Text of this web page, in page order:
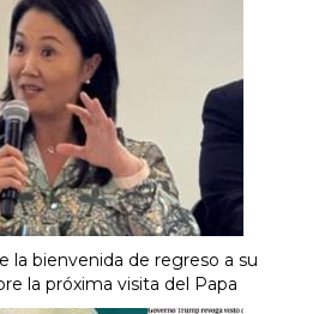
la bienvenida de regreso a su
la próxima visita del Papa